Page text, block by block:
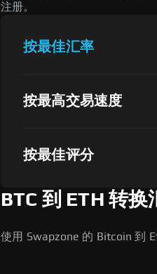
注册。
按最佳汇率
按最高交易速度
按最佳评分
BTC 到 ETH 转换
使用 Swapzone 的 Bitcoin 到